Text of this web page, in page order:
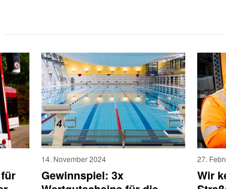
14. November 2024
Gewinnspiel: 3x
27.
Wir